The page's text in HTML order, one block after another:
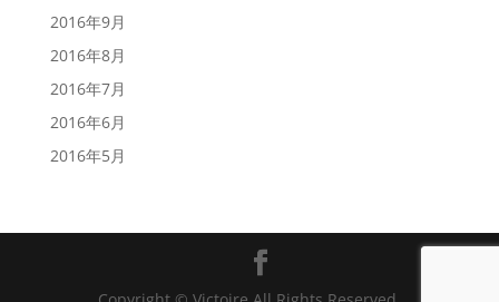
2016年9月
2016年8月
2016年7月
2016年6月
2016年5月